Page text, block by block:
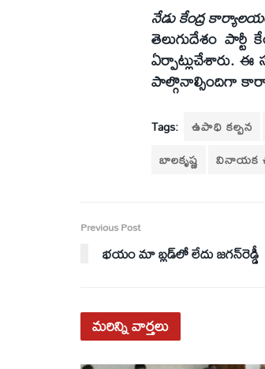
నేడు కేంద్ర
తెలుగుదేశం
ఏర్పాట్లుచేశారు. ఈ
పాల్గొనాల్సిందిగా
Tags: ఉపాధి కల్పన
బాలకృష్ణ
వినాయక
Previous Post
భయం మా బ్లడ్‌లో లేదు జగన్‌రెడ్డీ
మరిన్నివార్తలు